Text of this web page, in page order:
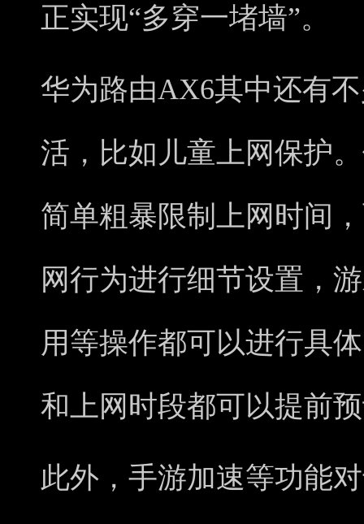
正实现“多穿一堵墙”。
华为路由AX6其中还有
活，比如儿童上网保护
简单粗暴限制上网时间
网行为进行细节设置，
用等操作都可以进行具
和上网时段都可以提前
此外，手游加速等功能